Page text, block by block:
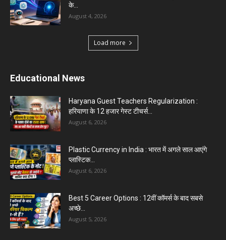
के...
August 4, 2026
Load more
Educational News
Haryana Guest Teachers Regularization :
हरियाणा के 12 हजार गेस्ट टीचर्स...
August 6, 2026
Plastic Currency in India : भारत में अगले साल आएंगे
प्लास्टिक...
August 6, 2026
Best 5 Career Options : 12वीं कॉमर्स के बाद सबसे
अच्छे...
August 5, 2026